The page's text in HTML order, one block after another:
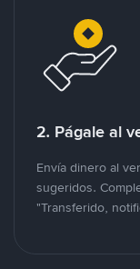
2. Págale al
Envía dinero al
sugeridos.
"Transferido,